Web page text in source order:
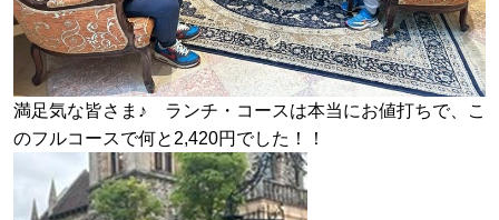
満足気な皆さま♪ ランチ・コースは本当にお値打ちで、こ
のフルコースで何と2,420円でした！！